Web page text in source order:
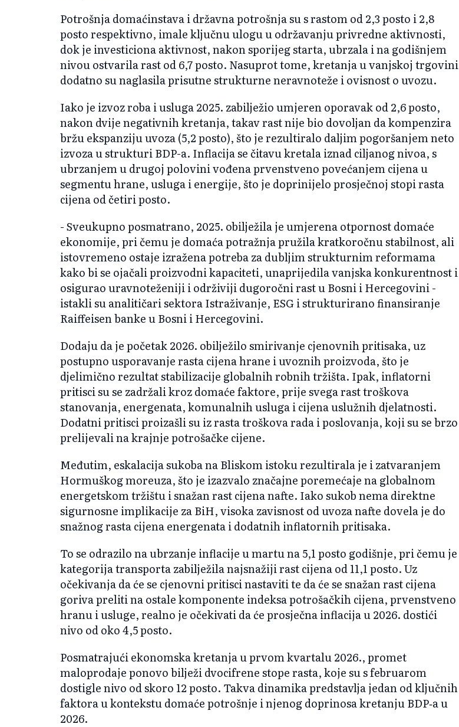
Potrošnja domaćinstava i državna potrošnja su s rastom od 2,3 posto i 2,8
posto respektivno, imale ključnu ulogu u održavanju privredne aktivnosti,
dok je investiciona aktivnost, nakon sporijeg starta, ubrzala i na godišnjem
nivou ostvarila rast od 6,7 posto. Nasuprot tome, kretanja u vanjskoj trgovini
dodatno su naglasila prisutne strukturne neravnoteže i ovisnost o uvozu.
Iako je izvoz roba i usluga 2025. zabilježio umjeren oporavak od 2,6 posto,
nakon dvije negativnih kretanja, takav rast nije bio dovoljan da kompenzira
bržu ekspanziju uvoza (5,2 posto), što je rezultiralo daljim pogoršanjem neto
izvoza u strukturi BDP-a. Inflacija se čitavu kretala iznad ciljanog nivoa, s
ubrzanjem u drugoj polovini vođena prvenstveno povećanjem cijena u
segmentu hrane, usluga i energije, što je doprinijelo prosječnoj stopi rasta
cijena od četiri posto.
- Sveukupno posmatrano, 2025. obilježila je umjerena otpornost domaće
ekonomije, pri čemu je domaća potražnja pružila kratkoročnu stabilnost, ali
istovremeno ostaje izražena potreba za dubljim strukturnim reformama
kako bi se ojačali proizvodni kapaciteti, unaprijedila vanjska konkurentnost i
osigurao uravnoteženiji i održiviji dugoročni rast u Bosni i Hercegovini -
istakli su analitičari sektora Istraživanje, ESG i strukturirano finansiranje
Raiffeisen banke u Bosni i Hercegovini.
Dodaju da je početak 2026. obilježilo smirivanje cjenovnih pritisaka, uz
postupno usporavanje rasta cijena hrane i uvoznih proizvoda, što je
djelimično rezultat stabilizacije globalnih robnih tržišta. Ipak, inflatorni
pritisci su se zadržali kroz domaće faktore, prije svega rast troškova
stanovanja, energenata, komunalnih usluga i cijena uslužnih djelatnosti.
Dodatni pritisci proizašli su iz rasta troškova rada i poslovanja, koji su se brzo
prelijevali na krajnje potrošačke cijene.
Međutim, eskalacija sukoba na Bliskom istoku rezultirala je i zatvaranjem
Hormuškog moreuza, što je izazvalo značajne poremećaje na globalnom
energetskom tržištu i snažan rast cijena nafte. Iako sukob nema direktne
sigurnosne implikacije za BiH, visoka zavisnost od uvoza nafte dovela je do
snažnog rasta cijena energenata i dodatnih inflatornih pritisaka.
To se odrazilo na ubrzanje inflacije u martu na 5,1 posto godišnje, pri čemu je
kategorija transporta zabilježila najsnažiji rast cijena od 11,1 posto. Uz
očekivanja da će se cjenovni pritisci nastaviti te da će se snažan rast cijena
goriva preliti na ostale komponente indeksa potrošačkih cijena, prvenstveno
hranu i usluge, realno je očekivati da će prosječna inflacija u 2026. dostići
nivo od oko 4,5 posto.
Posmatrajući ekonomska kretanja u prvom kvartalu 2026., promet
maloprodaje ponovo bilježi dvocifrene stope rasta, koje su s februarom
dostigle nivo od skoro 12 posto. Takva dinamika predstavlja jedan od ključnih
faktora u kontekstu domaće potrošnje i njenog doprinosa kretanju BDP‑a u
2026.